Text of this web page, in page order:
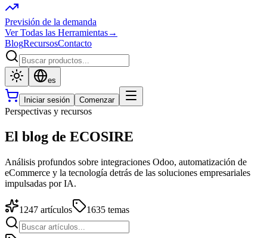
Previsión de la demanda
Ver Todas las Herramientas→
BlogRecursosContacto
es
Iniciar sesión Comenzar
Perspectivas y recursos
El blog de ECOSIRE
Análisis profundos sobre integraciones Odoo, automatización de
eCommerce y la tecnología detrás de las soluciones empresariales
impulsadas por IA.
1247 artículos 1635 temas